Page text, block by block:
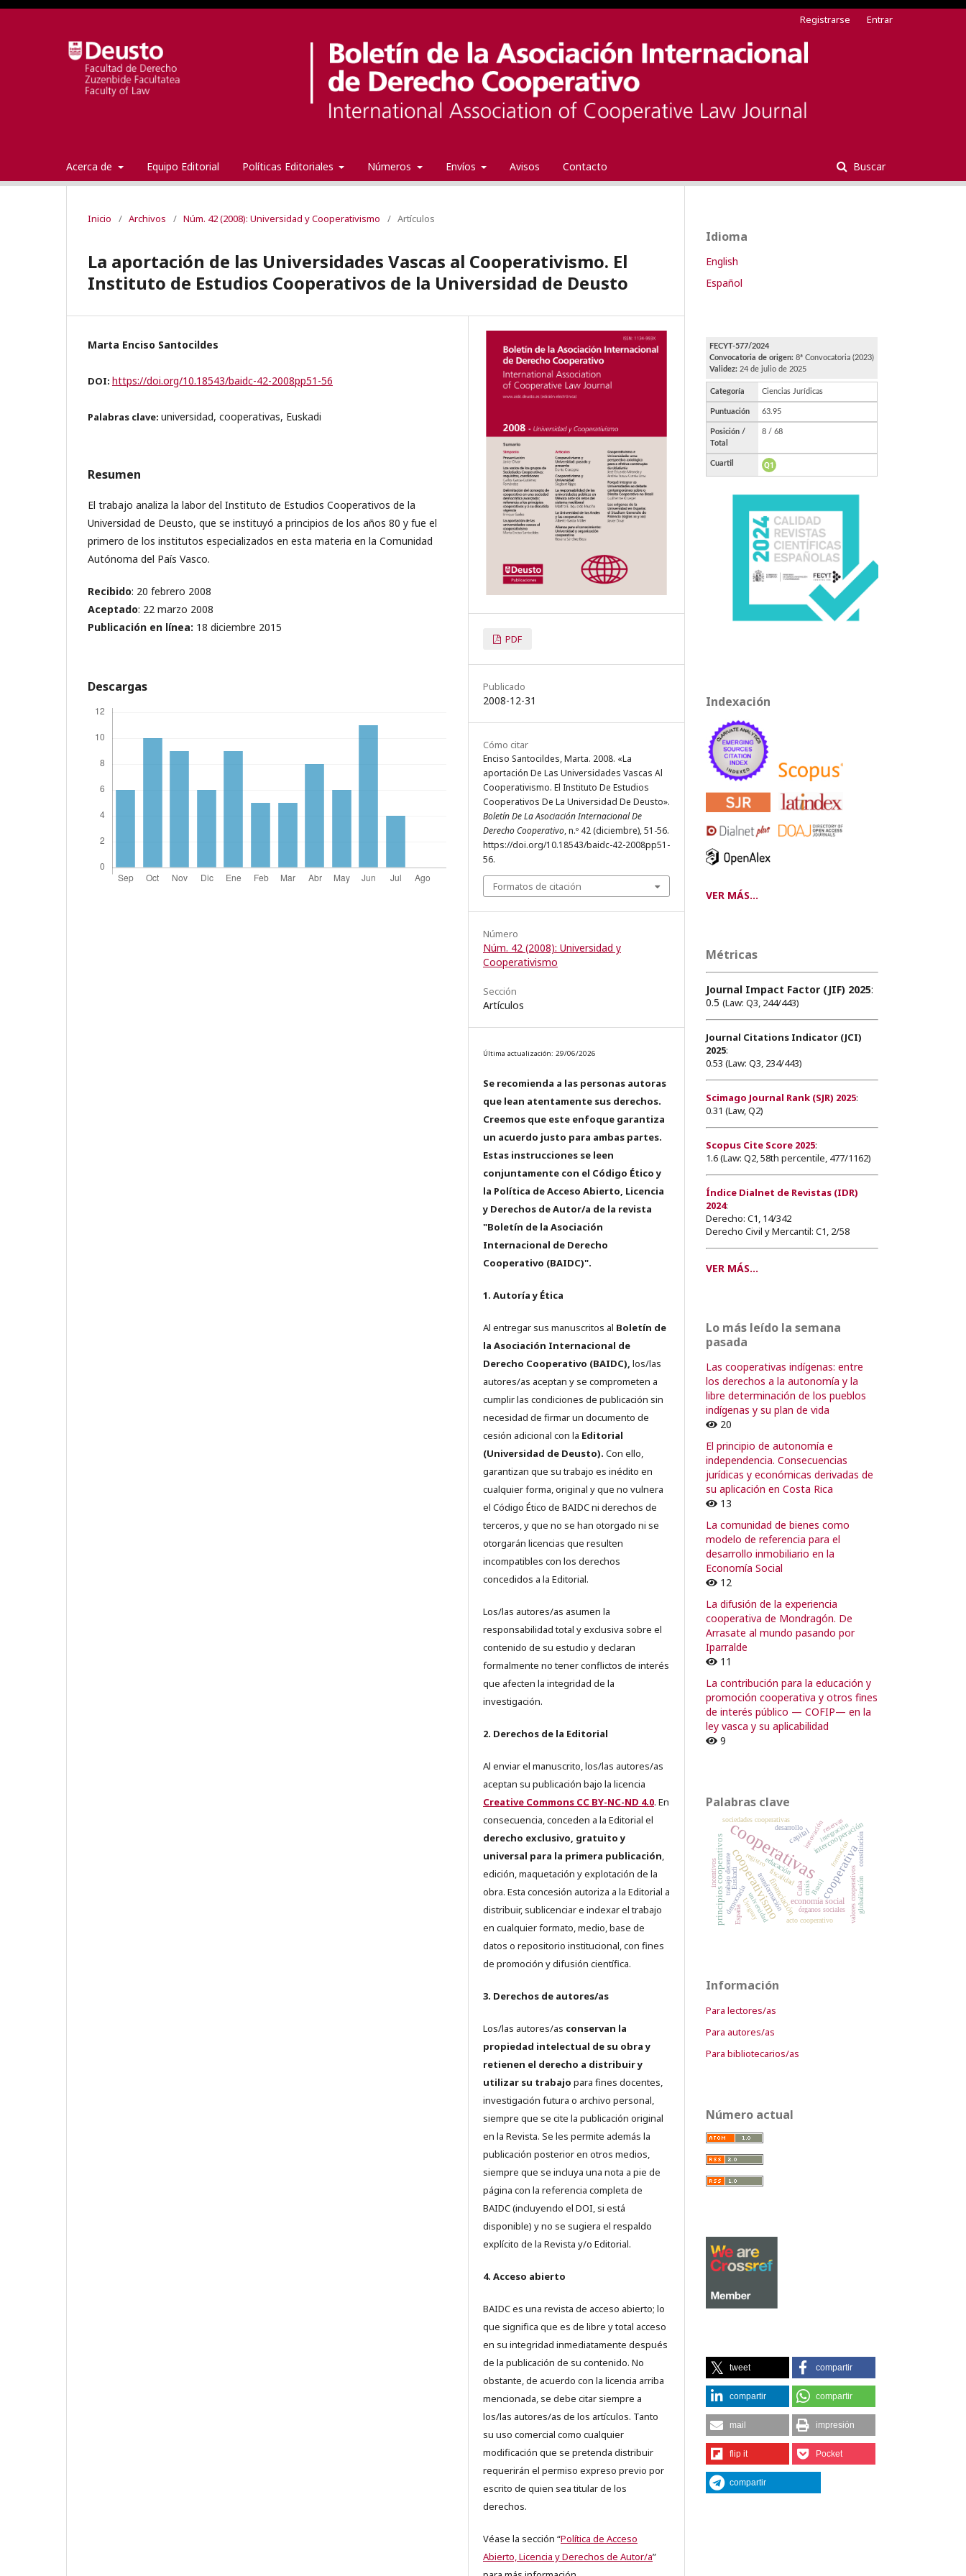
Acerca de Equipo Editorial Políticas Editoriales Números Envíos Avisos Contacto Buscar
Registrarse Entrar
Inicio / Archivos / Núm. 42 (2008): Universidad y Cooperativismo / Artículos
La aportación de las Universidades Vascas al Cooperativismo. El
Instituto de Estudios Cooperativos de la Universidad de Deusto
Marta Enciso Santocildes
DOI: https://doi.org/10.18543/baidc-42-2008pp51-56
Palabras clave: universidad, cooperativas, Euskadi
Resumen
El trabajo analiza la labor del Instituto de Estudios Cooperativos de la
Universidad de Deusto, que se instituyó a principios de los años 80 y fue el
primero de los institutos especializados en esta materia en la Comunidad
Autónoma del País Vasco.
Recibido: 20 febrero 2008
Aceptado: 22 marzo 2008
Publicación en línea: 18 diciembre 2015
Descargas
PDF
Publicado
2008-12-31
Cómo citar
Enciso Santocildes, Marta. 2008. «La
aportación De Las Universidades Vascas Al
Cooperativismo. El Instituto De Estudios
Cooperativos De La Universidad De Deusto».
Boletín De La Asociación Internacional De
Derecho Cooperativo, n.º 42 (diciembre), 51-56.
https://doi.org/10.18543/baidc-42-2008pp51-
56.
Formatos de citación
Número
Núm. 42 (2008): Universidad y
Cooperativismo
Sección
Artículos
Última actualización: 29/06/2026
Se recomienda a las personas autoras
que lean atentamente sus derechos.
Creemos que este enfoque garantiza
un acuerdo justo para ambas partes.
Estas instrucciones se leen
conjuntamente con el Código Ético y
la Política de Acceso Abierto, Licencia
y Derechos de Autor/a de la revista
"Boletín de la Asociación
Internacional de Derecho
Cooperativo (BAIDC)".
1. Autoría y Ética
Al entregar sus manuscritos al Boletín de
la Asociación Internacional de
Derecho Cooperativo (BAIDC), los/las
autores/as aceptan y se comprometen a
cumplir las condiciones de publicación sin
necesidad de firmar un documento de
cesión adicional con la Editorial
(Universidad de Deusto). Con ello,
garantizan que su trabajo es inédito en
cualquier forma, original y que no vulnera
el Código Ético de BAIDC ni derechos de
terceros, y que no se han otorgado ni se
otorgarán licencias que resulten
incompatibles con los derechos
concedidos a la Editorial.
Los/las autores/as asumen la
responsabilidad total y exclusiva sobre el
contenido de su estudio y declaran
formalmente no tener conflictos de interés
que afecten la integridad de la
investigación.
2. Derechos de la Editorial
Al enviar el manuscrito, los/las autores/as
aceptan su publicación bajo la licencia
Creative Commons CC BY-NC-ND 4.0. En
consecuencia, conceden a la Editorial el
derecho exclusivo, gratuito y
universal para la primera publicación,
edición, maquetación y explotación de la
obra. Esta concesión autoriza a la Editorial a
distribuir, sublicenciar e indexar el trabajo
en cualquier formato, medio, base de
datos o repositorio institucional, con fines
de promoción y difusión científica.
3. Derechos de autores/as
Los/las autores/as conservan la
propiedad intelectual de su obra y
retienen el derecho a distribuir y
utilizar su trabajo para fines docentes,
investigación futura o archivo personal,
siempre que se cite la publicación original
en la Revista. Se les permite además la
publicación posterior en otros medios,
siempre que se incluya una nota a pie de
página con la referencia completa de
BAIDC (incluyendo el DOI, si está
disponible) y no se sugiera el respaldo
explícito de la Revista y/o Editorial.
4. Acceso abierto
BAIDC es una revista de acceso abierto; lo
que significa que es de libre y total acceso
en su integridad inmediatamente después
de la publicación de su contenido. No
obstante, de acuerdo con la licencia arriba
mencionada, se debe citar siempre a
los/las autores/as de los artículos. Tanto
su uso comercial como cualquier
modificación que se pretenda distribuir
requerirán el permiso expreso previo por
escrito de quien sea titular de los
derechos.
Véase la sección “Política de Acceso
Abierto, Licencia y Derechos de Autor/a”
Idioma
English
Español
Indexación
VER MÁS...
Métricas
Journal Impact Factor (JIF) 2025:
0.5 (Law: Q3, 244/443)
Journal Citations Indicator (JCI)
2025:
0.53 (Law: Q3, 234/443)
Scimago Journal Rank (SJR) 2025:
0.31 (Law, Q2)
Scopus Cite Score 2025:
1.6 (Law: Q2, 58th percentile, 477/1162)
Índice Dialnet de Revistas (IDR)
2024:
Derecho: C1, 14/342
Derecho Civil y Mercantil: C1, 2/58
VER MÁS...
Lo más leído la semana
pasada
Las cooperativas indígenas: entre
los derechos a la autonomía y la
libre determinación de los pueblos
indígenas y su plan de vida
20
El principio de autonomía e
independencia. Consecuencias
jurídicas y económicas derivadas de
su aplicación en Costa Rica
13
La comunidad de bienes como
modelo de referencia para el
desarrollo inmobiliario en la
Economía Social
12
La difusión de la experiencia
cooperativa de Mondragón. De
Arrasate al mundo pasando por
Iparralde
11
La contribución para la educación y
promoción cooperativa y otros fines
de interés público — COFIP— en la
ley vasca y su aplicabilidad
9
Palabras clave
cooperativas
cooperativismo cooperativa
principios cooperativos economía social
financiación
capitalintercooperación
valores cooperativos
fiscalidad
transformación
educación
órganos sociales
sociedades cooperativas
democracia globalización
innovación
acto cooperativo
desarrollo
universidad
Cuba
Uruguay
trabajo decente crisis
España
formación
Euskadi
integración
reservas
registro constitución
Brasil
incentivos
Información
Para lectores/as
Para autores/as
Para bibliotecarios/as
Número actual
tweet compartir
compartir compartir
mail impresión
flip it Pocket
compartir